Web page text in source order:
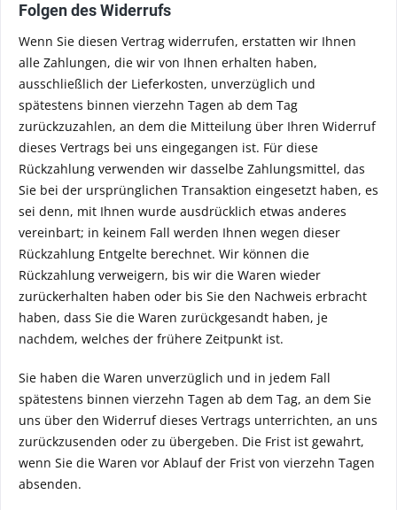
Folgen des Widerrufs
Wenn Sie diesen Vertrag widerrufen, erstatten wir Ihnen
alle Zahlungen, die wir von Ihnen erhalten haben,
ausschließlich der Lieferkosten, unverzüglich und
spätestens binnen vierzehn Tagen ab dem Tag
zurückzuzahlen, an dem die Mitteilung über Ihren Widerruf
dieses Vertrags bei uns eingegangen ist. Für diese
Rückzahlung verwenden wir dasselbe Zahlungsmittel, das
Sie bei der ursprünglichen Transaktion eingesetzt haben, es
sei denn, mit Ihnen wurde ausdrücklich etwas anderes
vereinbart; in keinem Fall werden Ihnen wegen dieser
Rückzahlung Entgelte berechnet. Wir können die
Rückzahlung verweigern, bis wir die Waren wieder
zurückerhalten haben oder bis Sie den Nachweis erbracht
haben, dass Sie die Waren zurückgesandt haben, je
nachdem, welches der frühere Zeitpunkt ist.
Sie haben die Waren unverzüglich und in jedem Fall
spätestens binnen vierzehn Tagen ab dem Tag, an dem Sie
uns über den Widerruf dieses Vertrags unterrichten, an uns
zurückzusenden oder zu übergeben. Die Frist ist gewahrt,
wenn Sie die Waren vor Ablauf der Frist von vierzehn Tagen
absenden.